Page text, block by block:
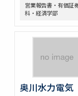
営業報告書・有価証
科・経済学部
奥川水力電気